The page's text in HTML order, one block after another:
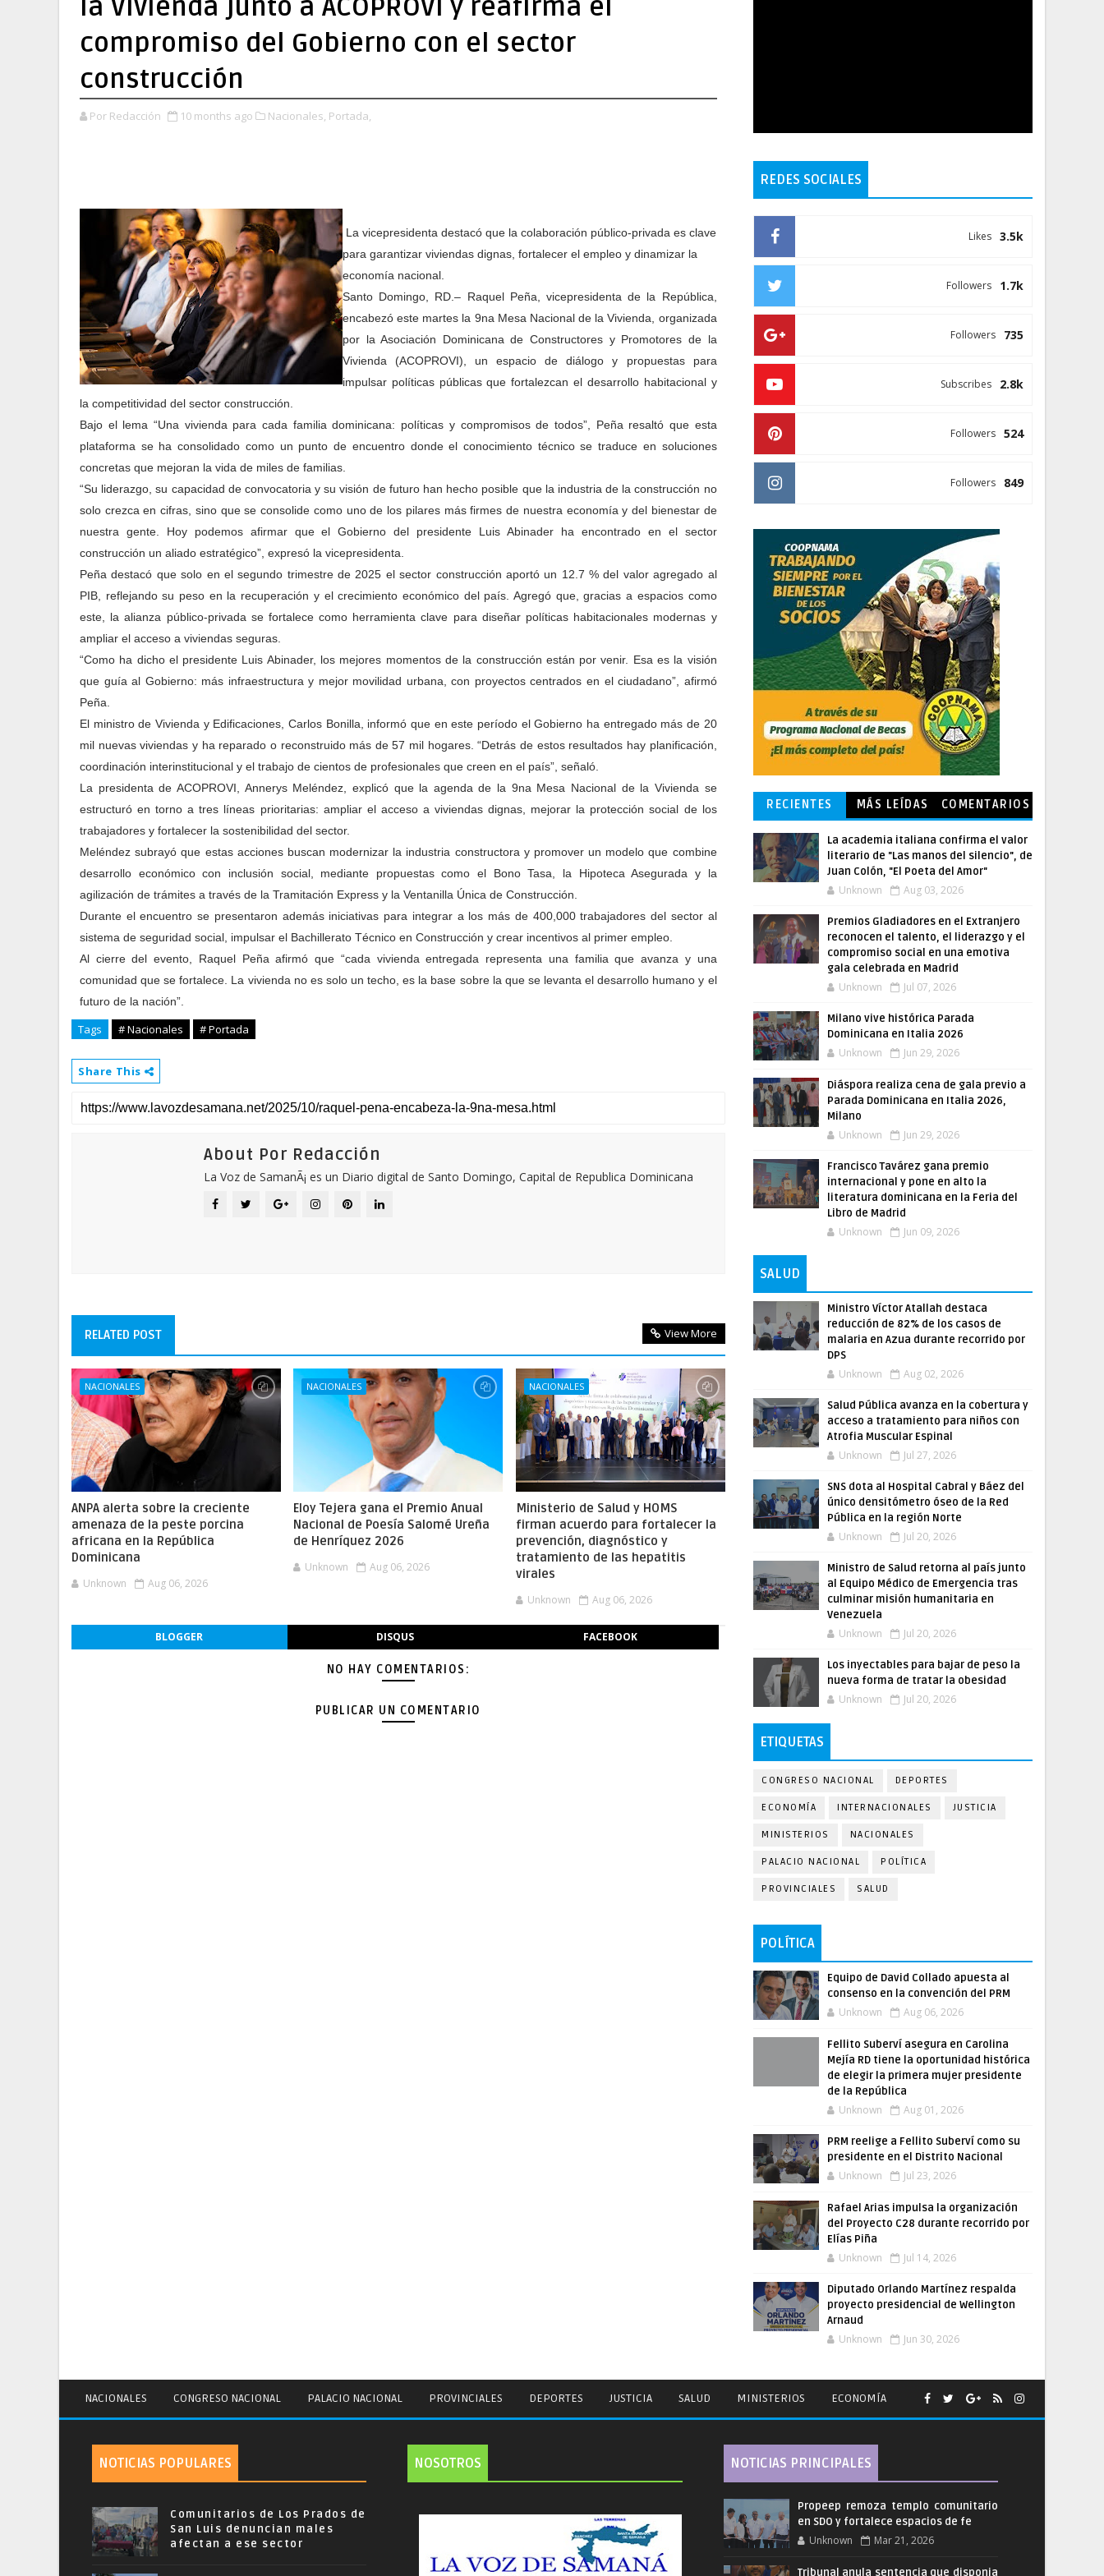
la Vivienda junto a ACOPROVI y reafirma el
compromiso del Gobierno con el sector
construcción
Por Redacción 10 months ago Nacionales, Portada,
La vicepresidenta destacó que la colaboración público-privada es clave
para garantizar viviendas dignas, fortalecer el empleo y dinamizar la
economía nacional.
Santo Domingo, RD.– Raquel Peña, vicepresidenta de la República,
encabezó este martes la 9na Mesa Nacional de la Vivienda, organizada
por la Asociación Dominicana de Constructores y Promotores de la
Vivienda (ACOPROVI), un espacio de diálogo y propuestas para
impulsar políticas públicas que fortalezcan el desarrollo habitacional y
la competitividad del sector construcción.
Bajo el lema “Una vivienda para cada familia dominicana: políticas y compromisos de todos”, Peña resaltó que esta
plataforma se ha consolidado como un punto de encuentro donde el conocimiento técnico se traduce en soluciones
concretas que mejoran la vida de miles de familias.
“Su liderazgo, su capacidad de convocatoria y su visión de futuro han hecho posible que la industria de la construcción no
solo crezca en cifras, sino que se consolide como uno de los pilares más firmes de nuestra economía y del bienestar de
nuestra gente. Hoy podemos afirmar que el Gobierno del presidente Luis Abinader ha encontrado en el sector
construcción un aliado estratégico”, expresó la vicepresidenta.
Peña destacó que solo en el segundo trimestre de 2025 el sector construcción aportó un 12.7 % del valor agregado al
PIB, reflejando su peso en la recuperación y el crecimiento económico del país. Agregó que, gracias a espacios como
este, la alianza público-privada se fortalece como herramienta clave para diseñar políticas habitacionales modernas y
ampliar el acceso a viviendas seguras.
“Como ha dicho el presidente Luis Abinader, los mejores momentos de la construcción están por venir. Esa es la visión
que guía al Gobierno: más infraestructura y mejor movilidad urbana, con proyectos centrados en el ciudadano”, afirmó
Peña.
El ministro de Vivienda y Edificaciones, Carlos Bonilla, informó que en este período el Gobierno ha entregado más de 20
mil nuevas viviendas y ha reparado o reconstruido más de 57 mil hogares. “Detrás de estos resultados hay planificación,
coordinación interinstitucional y el trabajo de cientos de profesionales que creen en el país”, señaló.
La presidenta de ACOPROVI, Annerys Meléndez, explicó que la agenda de la 9na Mesa Nacional de la Vivienda se
estructuró en torno a tres líneas prioritarias: ampliar el acceso a viviendas dignas, mejorar la protección social de los
trabajadores y fortalecer la sostenibilidad del sector.
Meléndez subrayó que estas acciones buscan modernizar la industria constructora y promover un modelo que combine
desarrollo económico con inclusión social, mediante propuestas como el Bono Tasa, la Hipoteca Asegurada y la
agilización de trámites a través de la Tramitación Express y la Ventanilla Única de Construcción.
Durante el encuentro se presentaron además iniciativas para integrar a los más de 400,000 trabajadores del sector al
sistema de seguridad social, impulsar el Bachillerato Técnico en Construcción y crear incentivos al primer empleo.
Al cierre del evento, Raquel Peña afirmó que “cada vivienda entregada representa una familia que avanza y una
comunidad que se fortalece. La vivienda no es solo un techo, es la base sobre la que se levanta el desarrollo humano y el
futuro de la nación”.
Tags # Nacionales # Portada
Share This
About Por Redacción
La Voz de SamanÃ¡ es un Diario digital de Santo Domingo, Capital de Republica Dominicana
RELATED POST View More
NACIONALES
ANPA alerta sobre la creciente
amenaza de la peste porcina
africana en la República
Dominicana
Unknown Aug 06, 2026
NACIONALES
Eloy Tejera gana el Premio Anual
Nacional de Poesía Salomé Ureña
de Henríquez 2026
Unknown Aug 06, 2026
NACIONALES
Ministerio de Salud y HOMS
firman acuerdo para fortalecer la
prevención, diagnóstico y
tratamiento de las hepatitis
virales
Unknown Aug 06, 2026
BLOGGER DISQUS FACEBOOK
NO HAY COMENTARIOS:
PUBLICAR UN COMENTARIO
REDES SOCIALES
3.5k
Likes
1.7k
Followers
735
Followers
2.8k
Subscribes
524
Followers
849
Followers
RECIENTES MÁS LEÍDAS COMENTARIOS
La academia italiana confirma el valor
literario de "Las manos del silencio", de
Juan Colón, "El Poeta del Amor"
Unknown Aug 03, 2026
Premios Gladiadores en el Extranjero
reconocen el talento, el liderazgo y el
compromiso social en una emotiva
gala celebrada en Madrid
Unknown Jul 07, 2026
Milano vive histórica Parada
Dominicana en Italia 2026
Unknown Jun 29, 2026
Diáspora realiza cena de gala previo a
Parada Dominicana en Italia 2026,
Milano
Unknown Jun 29, 2026
Francisco Tavárez gana premio
internacional y pone en alto la
literatura dominicana en la Feria del
Libro de Madrid
Unknown Jun 09, 2026
SALUD
Ministro Víctor Atallah destaca
reducción de 82% de los casos de
malaria en Azua durante recorrido por
DPS
Unknown Aug 02, 2026
Salud Pública avanza en la cobertura y
acceso a tratamiento para niños con
Atrofia Muscular Espinal
Unknown Jul 27, 2026
SNS dota al Hospital Cabral y Báez del
único densitómetro óseo de la Red
Pública en la región Norte
Unknown Jul 20, 2026
Ministro de Salud retorna al país junto
al Equipo Médico de Emergencia tras
culminar misión humanitaria en
Venezuela
Unknown Jul 20, 2026
Los inyectables para bajar de peso la
nueva forma de tratar la obesidad
Unknown Jul 20, 2026
ETIQUETAS
CONGRESO NACIONAL DEPORTES
ECONOMÍA INTERNACIONALES JUSTICIA
MINISTERIOS NACIONALES
PALACIO NACIONAL POLÍTICA
PROVINCIALES SALUD
POLÍTICA
Equipo de David Collado apuesta al
consenso en la convención del PRM
Unknown Aug 06, 2026
Fellito Suberví asegura en Carolina
Mejía RD tiene la oportunidad histórica
de elegir la primera mujer presidente
de la República
Unknown Aug 01, 2026
PRM reelige a Fellito Suberví como su
presidente en el Distrito Nacional
Unknown Jul 23, 2026
Rafael Arias impulsa la organización
del Proyecto C28 durante recorrido por
Elías Piña
Unknown Jul 14, 2026
Diputado Orlando Martínez respalda
proyecto presidencial de Wellington
Arnaud
Unknown Jun 30, 2026
NACIONALES CONGRESO NACIONAL PALACIO NACIONAL PROVINCIALES DEPORTES JUSTICIA SALUD MINISTERIOS ECONOMÍA
NOTICIAS POPULARES
Comunitarios de Los Prados de
San Luis denuncian males
afectan a ese sector
NOSOTROS NOTICIAS PRINCIPALES
Propeep remoza templo comunitario
en SDO y fortalece espacios de fe
Unknown Mar 21, 2026
Tribunal anula sentencia que disponia